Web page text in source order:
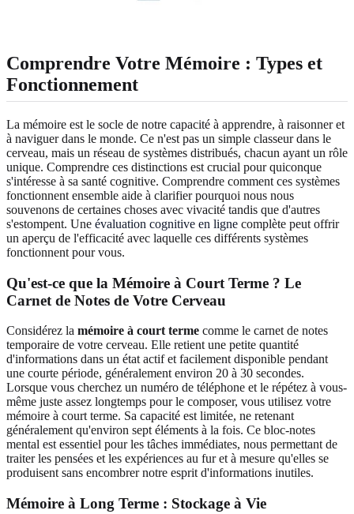
Comprendre Votre Mémoire : Types et
Fonctionnement
La mémoire est le socle de notre capacité à apprendre, à raisonner et
à naviguer dans le monde. Ce n'est pas un simple classeur dans le
cerveau, mais un réseau de systèmes distribués, chacun ayant un rôle
unique. Comprendre ces distinctions est crucial pour quiconque
s'intéresse à sa santé cognitive. Comprendre comment ces systèmes
fonctionnent ensemble aide à clarifier pourquoi nous nous
souvenons de certaines choses avec vivacité tandis que d'autres
s'estompent. Une évaluation cognitive en ligne complète peut offrir
un aperçu de l'efficacité avec laquelle ces différents systèmes
fonctionnent pour vous.
Qu'est-ce que la Mémoire à Court Terme ? Le
Carnet de Notes de Votre Cerveau
Considérez la mémoire à court terme comme le carnet de notes
temporaire de votre cerveau. Elle retient une petite quantité
d'informations dans un état actif et facilement disponible pendant
une courte période, généralement environ 20 à 30 secondes.
Lorsque vous cherchez un numéro de téléphone et le répétez à vous-
même juste assez longtemps pour le composer, vous utilisez votre
mémoire à court terme. Sa capacité est limitée, ne retenant
généralement qu'environ sept éléments à la fois. Ce bloc-notes
mental est essentiel pour les tâches immédiates, nous permettant de
traiter les pensées et les expériences au fur et à mesure qu'elles se
produisent sans encombrer notre esprit d'informations inutiles.
Mémoire à Long Terme : Stockage à Vie